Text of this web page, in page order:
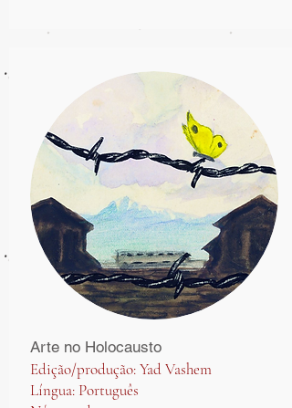
Arte no Holocausto
Edição/produção: Yad Vashem
Língua: Português